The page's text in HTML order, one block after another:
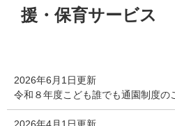
援・保育サービス
2026年6月1日更新
令和８年度こども誰でも通園制度の